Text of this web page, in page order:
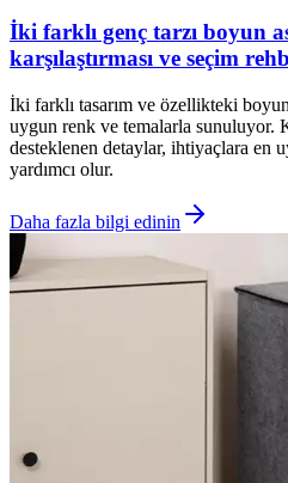
İki farklı genç tarzı boyun
karşılaştırması ve seçim
İki farklı tasarım ve özellikteki
uygun renk ve temalarla sunuluyor.
desteklenen detaylar, ihtiyaçlara en
yardımcı olur.
Daha fazla bilgi edinin